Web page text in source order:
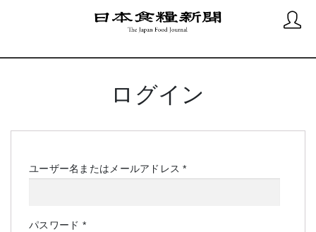
ログイン
ユーザー名またはメールアドレス*必
パスワード *必